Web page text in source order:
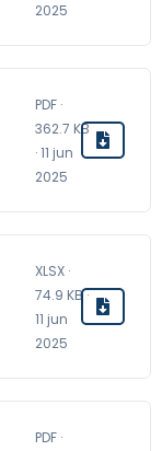
2025
PDF ·
362.7 KB
· 11 jun
2025
XLSX ·
74.9 KB ·
11 jun
2025
PDF ·